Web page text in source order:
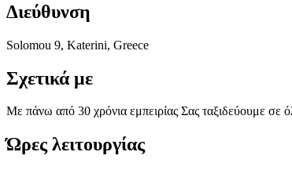
Διεύθυνση
Solomou 9, Katerini, Greece
Σχετικά με
Με πάνω από 30 χρόνια εμπειρίας Σας ταξιδεύουμε
Ώρες λειτουργίας